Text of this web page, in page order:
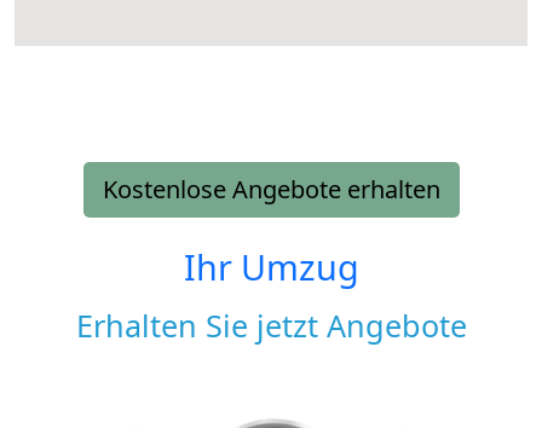
Kostenlose Angebote erhalten
Ihr Umzug
Erhalten Sie jetzt Angebote